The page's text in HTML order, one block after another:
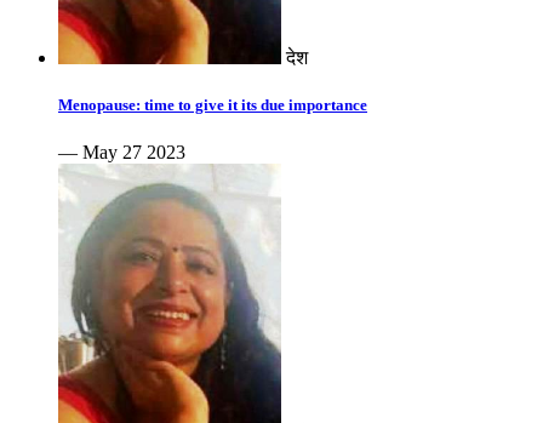
देश
Menopause: time to give it its due importance
— May 27 2023